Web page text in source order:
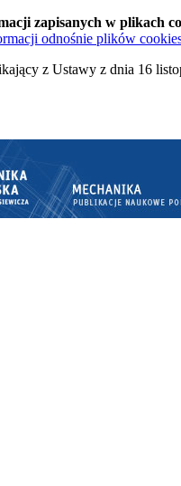
zapisanych w plikach
odnośnie plików
z Ustawy z dnia 16